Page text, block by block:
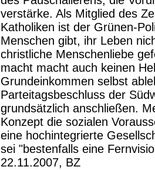
verstärke. Als Mitglied des
Katholiken ist der Grünen-
Menschen gibt, ihr Leben
christliche Menschenliebe
macht macht auch keinen
Grundeinkommen selbst
Parteitagsbeschluss der
grundsätzlich anschließen.
Konzept die sozialen
eine hochintegrierte
sei "bestenfalls eine
22.11.2007, BZ